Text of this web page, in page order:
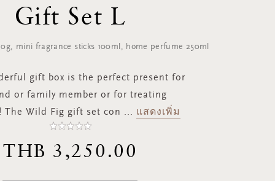
Gift Set L
mini fragrance sticks 100ml, home perfume 250ml
gift box is the perfect present for
or family member or for treating
The Wild Fig gift set con ... แสดงเพิ่ม
THB 3,250.00